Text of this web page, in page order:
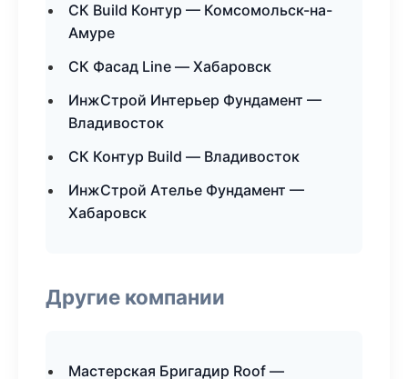
СК Build Контур — Комсомольск-на-
Амуре
СК Фасад Line — Хабаровск
ИнжСтрой Интерьер Фундамент —
Владивосток
СК Контур Build — Владивосток
ИнжСтрой Ателье Фундамент —
Хабаровск
Другие компании
Мастерская Бригадир Roof —